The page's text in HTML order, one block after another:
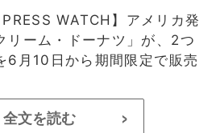
WATCH】アメリカ発
リーム・ドーナツ」が、2つ
6月10日から期間限定で販売
全文を読む >